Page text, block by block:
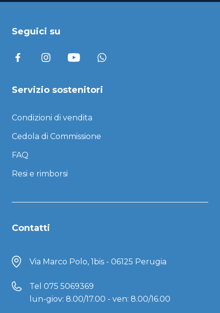
Seguici su
Servizio sostenitori
Condizioni di vendita
Cedola di Commissione
FAQ
Resi e rimborsi
Contatti
Via Marco Polo, 1bis - 06125 Perugia
Tel 075 5069369
lun-giov: 8.00/17.00 - ven: 8.00/16.00